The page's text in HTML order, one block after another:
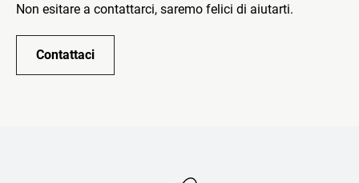
Non esitare a contattarci, saremo felici di aiutarti.
Contattaci